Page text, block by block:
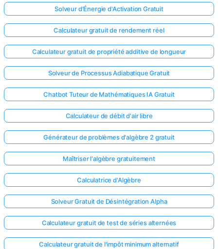
Solveur d'Énergie d'Activation Gratuit
Calculateur gratuit de rendement réel
Calculateur gratuit de propriété additive de longueur
Solveur de Processus Adiabatique Gratuit
Chatbot Tuteur de Mathématiques IA Gratuit
Calculateur de débit d'air libre
Générateur de problèmes d'algèbre 2 gratuit
Maîtriser l'algèbre gratuitement
Calculatrice d'Algèbre
Solveur Gratuit de Désintégration Alpha
Calculateur gratuit de test de séries alternées
Calculateur gratuit de l'impôt minimum alternatif